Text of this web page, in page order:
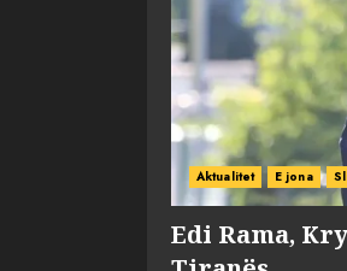
Aktualitet E jona
Edi Rama,